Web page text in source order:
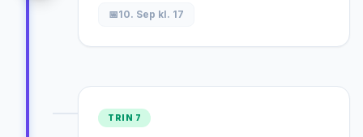
📅10. Sep kl. 17
TRIN 7